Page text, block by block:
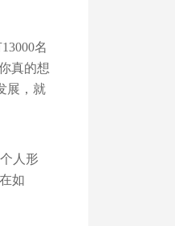
名
真的想
展，就
人形
如